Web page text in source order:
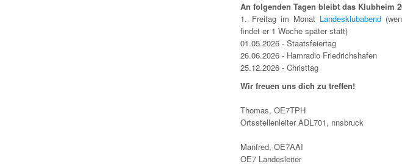
An folgenden Tagen bleibt das Klubheim
1. Freitag im Monat Landesklubabend
findet er 1 Woche später statt)
01.05.2026 - Staatsfeiertag
26.06.2026 - Hamradio Friedrichshafen
25.12.2026 - Christtag
Wir freuen uns dich zu treffen!
Thomas, OE7TPH
Ortsstellenleiter ADL701, nnsbruck
Manfred, OE7AAI
OE7 Landesleiter